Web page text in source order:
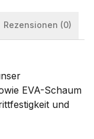
Rezensionen (0)
EVA-Schaum
und